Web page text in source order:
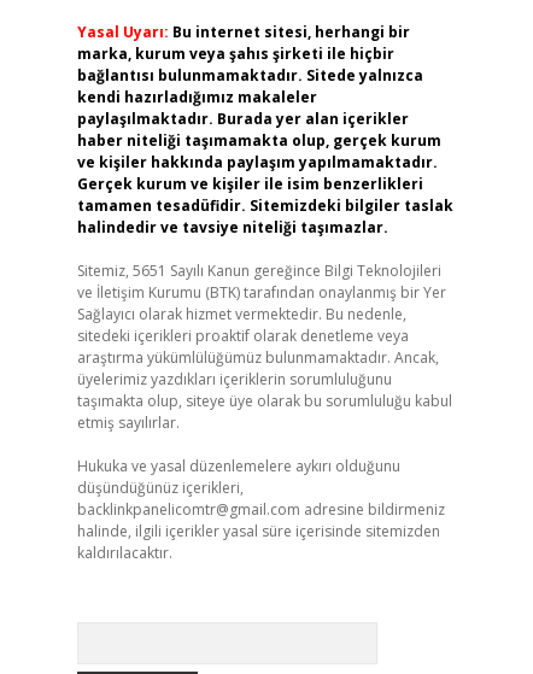
Yasal Uyarı: Bu internet sitesi, herhangi bir
marka, kurum veya şahıs şirketi ile hiçbir
bağlantısı bulunmamaktadır. Sitede yalnızca
kendi hazırladığımız makaleler
paylaşılmaktadır. Burada yer alan içerikler
haber niteliği taşımamakta olup, gerçek kurum
ve kişiler hakkında paylaşım yapılmamaktadır.
Gerçek kurum ve kişiler ile isim benzerlikleri
tamamen tesadüfidir. Sitemizdeki bilgiler taslak
halindedir ve tavsiye niteliği taşımazlar.
Sitemiz, 5651 Sayılı Kanun gereğince Bilgi Teknolojileri
ve İletişim Kurumu (BTK) tarafından onaylanmış bir Yer
Sağlayıcı olarak hizmet vermektedir. Bu nedenle,
sitedeki içerikleri proaktif olarak denetleme veya
araştırma yükümlülüğümüz bulunmamaktadır. Ancak,
üyelerimiz yazdıkları içeriklerin sorumluluğunu
taşımakta olup, siteye üye olarak bu sorumluluğu kabul
etmiş sayılırlar.
Hukuka ve yasal düzenlemelere aykırı olduğunu
düşündüğünüz içerikleri,
backlinkpanelicomtr@gmail.com adresine bildirmeniz
halinde, ilgili içerikler yasal süre içerisinde sitemizden
kaldırılacaktır.